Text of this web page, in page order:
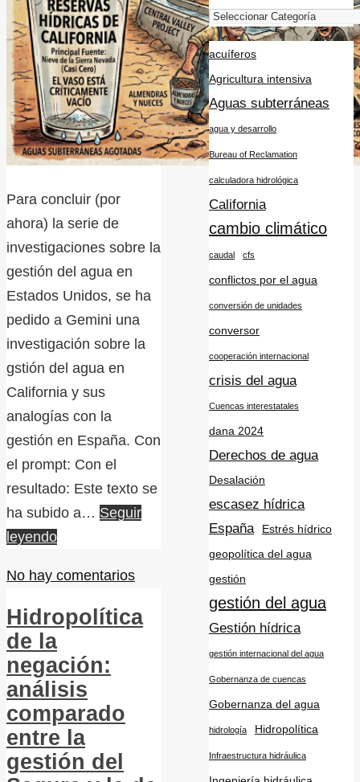
Para concluir (por
ahora) la serie de
investigaciones sobre la
gestión del agua en
Estados Unidos, se ha
pedido a Gemini una
investigación sobre la
gstión del agua en
California y sus
analogías con la
gestión en España. Con
el prompt: Con el
resultado: Este texto se
ha subido a… Seguir
leyendo
No hay comentarios
Hidropolítica
de la
negación:
análisis
comparado
entre la
gestión del
acuíferos
Agricultura intensiva
Aguas subterráneas
agua y desarrollo
Bureau of Reclamation
calculadora hidrológica
California
cambio climático
caudal cfs
conflictos por el agua
conversión de unidades
conversor
cooperación internacional
crisis del agua
Cuencas interestatales
dana 2024
Derechos de agua
Desalación
escasez hídrica
España
Estrés hídrico
geopolítica del agua
gestión
gestión del agua
Gestión hídrica
gestión internacional del agua
Gobernanza de cuencas
Gobernanza del agua
hidrología Hidropolítica
Infraestructura hidráulica